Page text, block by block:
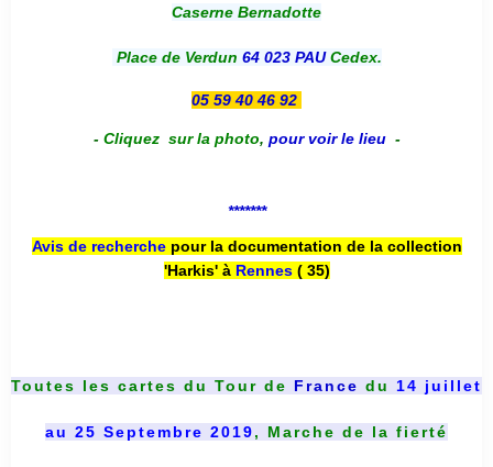
Caserne Bernadotte
Place de Verdun 64 023 PAUCedex.
05 59 40 46 92
- Cliquez sur la photo, pour voir le lieu -
*******
Avis de recherche pour la documentation de la collection
'Harkis' à Rennes( 35)
Toutes les cartes du Tour de France du 14 juillet
au 25 Septembre 2019, Marche de la fierté